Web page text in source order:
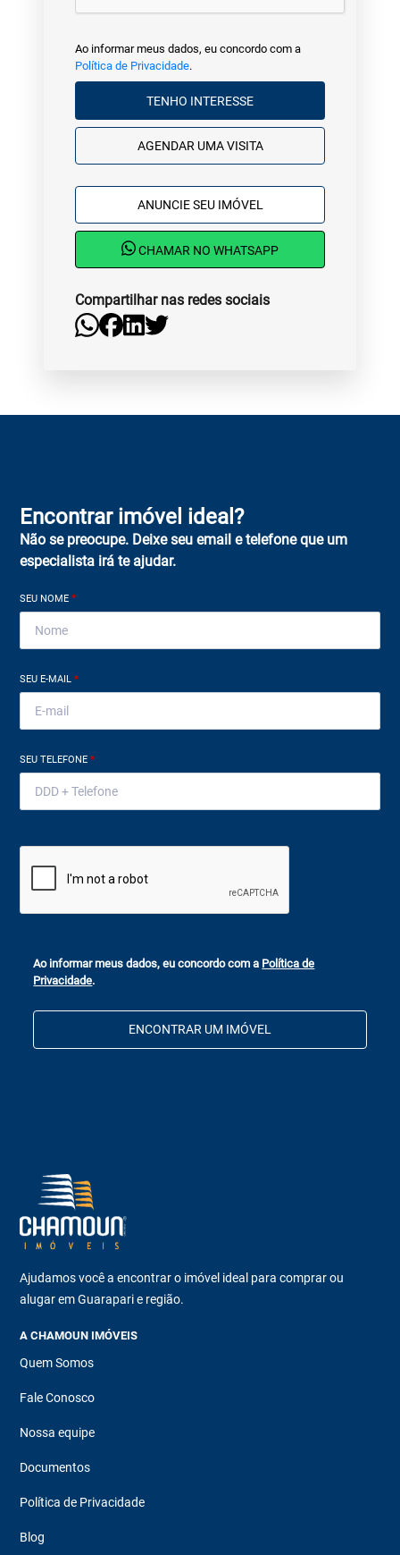
Ao informar meus dados, eu concordo com a
Política de Privacidade.
TENHO INTERESSE
AGENDAR UMA VISITA
ANUNCIE SEU IMÓVEL
CHAMAR NO WHATSAPP
Compartilhar nas redes sociais
Encontrar imóvel ideal?
Não se preocupe. Deixe seu email e telefone que um
especialista irá te ajudar.
SEU NOME*
SEU E-MAIL*
SEU TELEFONE*
Ao informar meus dados, eu concordo com a Política de
Privacidade.
ENCONTRAR UM IMÓVEL
Ajudamos você a encontrar o imóvel ideal para comprar ou
alugar em Guarapari e região.
A CHAMOUN IMÓVEIS
Quem Somos
Fale Conosco
Nossa equipe
Documentos
Política de Privacidade
Blog